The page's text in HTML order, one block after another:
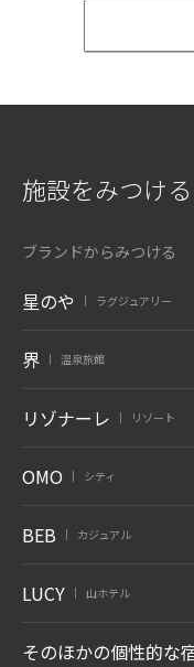
施設をみつける
ブランドからみつける
星のや ラグジュアリー
界 温泉旅館
リゾナーレ リゾート
OMO シティ
BEB カジュアル
LUCY 山ホテル
そのほかの個性的な